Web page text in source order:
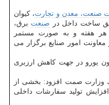
صنعت، معدن و تجارت، كیوان
ساخت داخل در صنعت برق،
هر هفته و به صورت مستمر
امور صنایع برگزار می
میز امروز حدود ۷۶ میلیون یورو در جهت كاهش ارزبری
وزارت صمت افزود: بخشی از
تولید سفارشات داخلی